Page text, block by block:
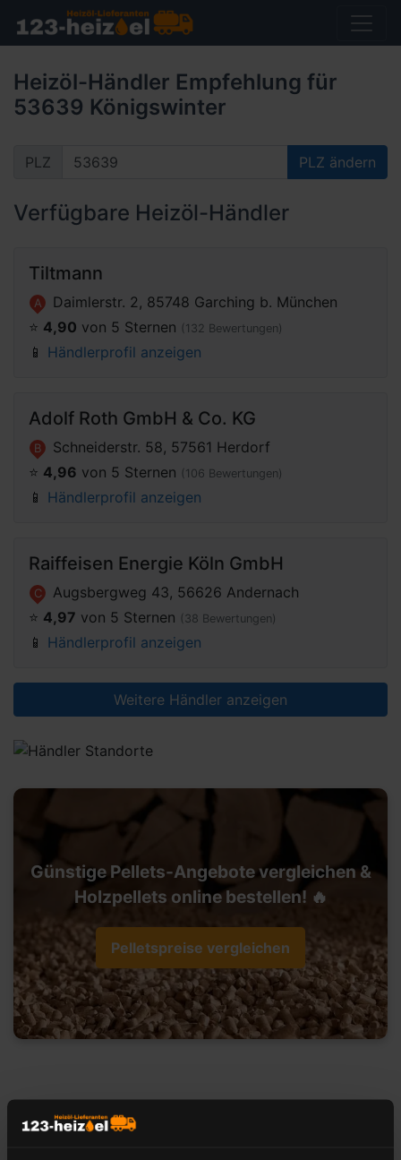
Heizöl-Händler Empfehlung für
53639 Königswinter
PLZ PLZ ändern
Verfügbare Heizöl-Händler
Tiltmann
A
Daimlerstr. 2, 85748 Garching b. München
⭐️ 4,90 von 5 Sternen (132 Bewertungen)
📱 Händlerprofil anzeigen
Adolf Roth GmbH & Co. KG
B
Schneiderstr. 58, 57561 Herdorf
⭐️ 4,96 von 5 Sternen (106 Bewertungen)
📱 Händlerprofil anzeigen
Raiffeisen Energie Köln GmbH
C
Augsbergweg 43, 56626 Andernach
⭐️ 4,97 von 5 Sternen (38 Bewertungen)
📱 Händlerprofil anzeigen
Weitere Händler anzeigen
Günstige Pellets-Angebote vergleichen &
Holzpellets online bestellen! 🔥
Pelletspreise vergleichen
Heizöl-Preisangebot für 53639